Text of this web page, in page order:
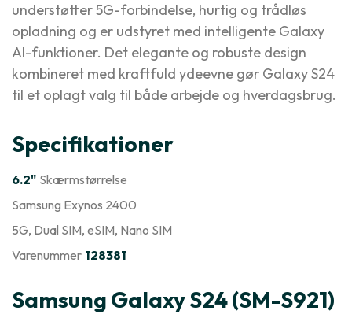
understøtter 5G-forbindelse, hurtig og trådløs
opladning og er udstyret med intelligente Galaxy
AI-funktioner. Det elegante og robuste design
kombineret med kraftfuld ydeevne gør Galaxy S24
til et oplagt valg til både arbejde og hverdagsbrug.
Specifikationer
6.2" Skærmstørrelse
Samsung Exynos 2400
5G, Dual SIM, eSIM, Nano SIM
Varenummer 128381
Samsung Galaxy S24 (SM-S921)